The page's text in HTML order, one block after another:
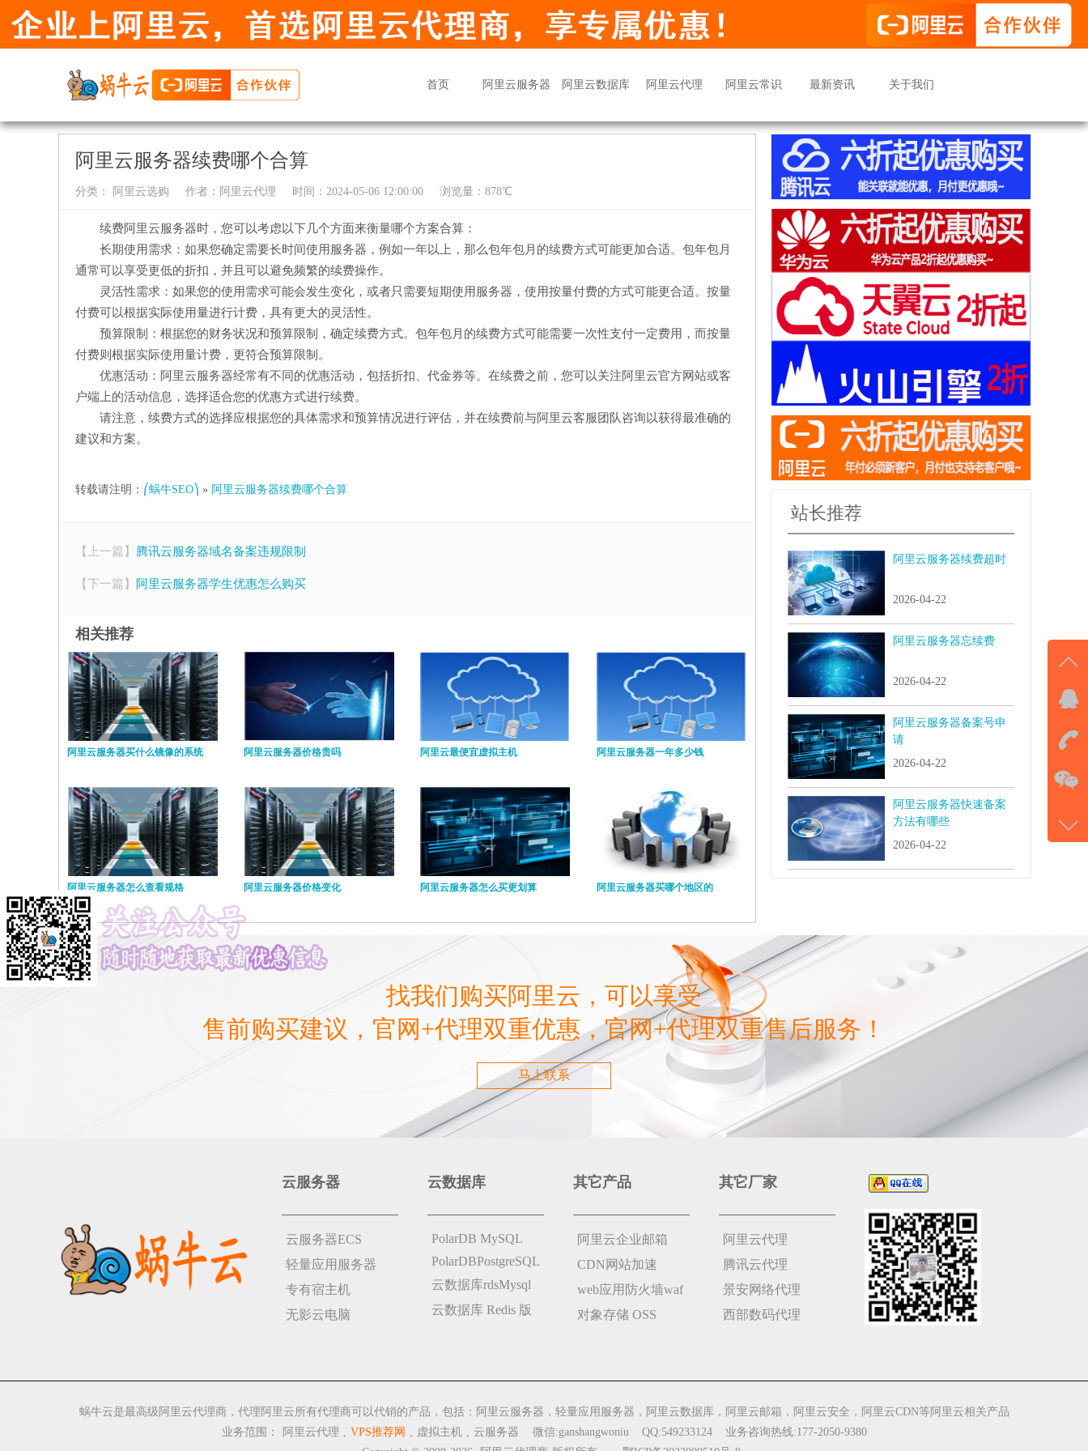
首页 阿里云服务器 阿里云数据库 阿里云代理 阿里云常识 最新资讯 关于我们
阿里云服务器续费哪个合算
分类： 阿里云选购 作者： 阿里云代理 时间：2024-05-06 12:00:00 浏览量：878℃
续费阿里云服务器时，您可以考虑以下几个方面来衡量哪个方案合算：
长期使用需求：如果您确定需要长时间使用服务器，例如一年以上，那么包年包月的续费方式可能更加合适。包年包月
通常可以享受更低的折扣，并且可以避免频繁的续费操作。
灵活性需求：如果您的使用需求可能会发生变化，或者只需要短期使用服务器，使用按量付费的方式可能更合适。按量
付费可以根据实际使用量进行计费，具有更大的灵活性。
预算限制：根据您的财务状况和预算限制，确定续费方式。包年包月的续费方式可能需要一次性支付一定费用，而按量
付费则根据实际使用量计费，更符合预算限制。
优惠活动：阿里云服务器经常有不同的优惠活动，包括折扣、代金券等。在续费之前，您可以关注阿里云官方网站或客
户端上的活动信息，选择适合您的优惠方式进行续费。
请注意，续费方式的选择应根据您的具体需求和预算情况进行评估，并在续费前与阿里云客服团队咨询以获得最准确的
建议和方案。
转载请注明： ⎛蜗牛SEO⎞ » 阿里云服务器续费哪个合算
【上一篇】 腾讯云服务器域名备案违规限制
【下一篇】 阿里云服务器学生优惠怎么购买
相关推荐
阿里云服务器买什么镜像的系统 阿里云服务器价格贵吗 阿里云最便宜虚拟主机 阿里云服务器一年多少钱
阿里云服务器怎么查看规格 阿里云服务器价格变化 阿里云服务器怎么买更划算 阿里云服务器买哪个地区的
站长推荐
阿里云服务器续费超时
2026-04-22
阿里云服务器忘续费
2026-04-22
阿里云服务器备案号申
请
2026-04-22
阿里云服务器快速备案
方法有哪些
2026-04-22
找我们购买阿里云，可以享受
售前购买建议，官网+代理双重优惠，官网+代理双重售后服务！
马上联系
云服务器
云服务器ECS
轻量应用服务器
专有宿主机
无影云电脑
云数据库
PolarDB MySQL
PolarDBPostgreSQL
云数据库rdsMysql
云数据库 Redis 版
其它产品
阿里云企业邮箱
CDN网站加速
web应用防火墙waf
对象存储 OSS
其它厂家
阿里云代理
腾讯云代理
景安网络代理
西部数码代理
蜗牛云是最高级阿里云代理商，代理阿里云所有代理商可以代销的产品，包括：阿里云服务器，轻量应用服务器，阿里云数据库，阿里云邮箱，阿里云安全，阿里云CDN等阿里云相关产品
业务范围：
阿里云代理 , VPS推荐网 , 虚拟主机 , 云服务器
微信:ganshangwoniu QQ:549233124 业务咨询热线:177-2050-9380
QQ
击
177-